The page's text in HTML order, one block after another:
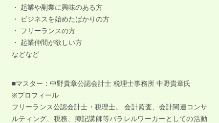
・ 起業や副業に興味のある方
・ ビジネスを始めたばかりの方
・ フリーランスの方
・ 起業仲間が欲しい方
などなど
■マスター：中野貴章公認会計士 税理士事務所 中野貴章氏
※プロフィール
フリーランス公認会計士・税理士。 会計監査、会計関連コンサ
ルティング、税務、簿記講師等パラレルワーカーとしての活動